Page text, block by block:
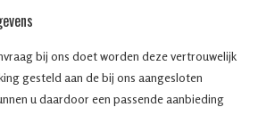
bij ons doet worden deze vertrouwelijk
gesteld aan de bij ons aangesloten
u daardoor een passende aanbieding